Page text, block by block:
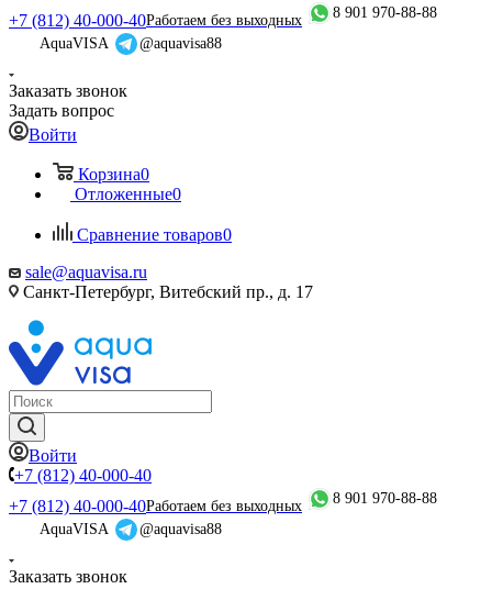
+7 (812) 40-000-40Работаем без выходных
8 901 970-88-88
AquaVISA
@aquavisa88
Заказать звонок
Задать вопрос
Войти
Корзина0
Отложенные0
Сравнение товаров0
sale@aquavisa.ru
Санкт-Петербург, Витебский пр., д. 17
Войти
+7 (812) 40-000-40
+7 (812) 40-000-40Работаем без выходных
8 901 970-88-88
AquaVISA
@aquavisa88
Заказать звонок